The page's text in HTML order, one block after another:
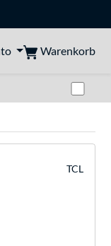
Warenkorb
TCL